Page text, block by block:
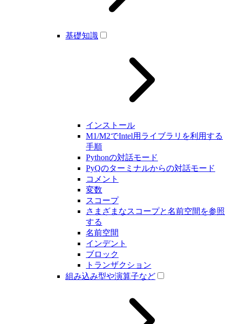
基礎知識
インストール
M1/M2でIntel用ライブラリを利用する
手順
Pythonの対話モード
PyQのターミナルからの対話モード
コメント
変数
スコープ
さまざまなスコープと名前空間を参照
する
名前空間
インデント
ブロック
トランザクション
組み込み型や演算子など